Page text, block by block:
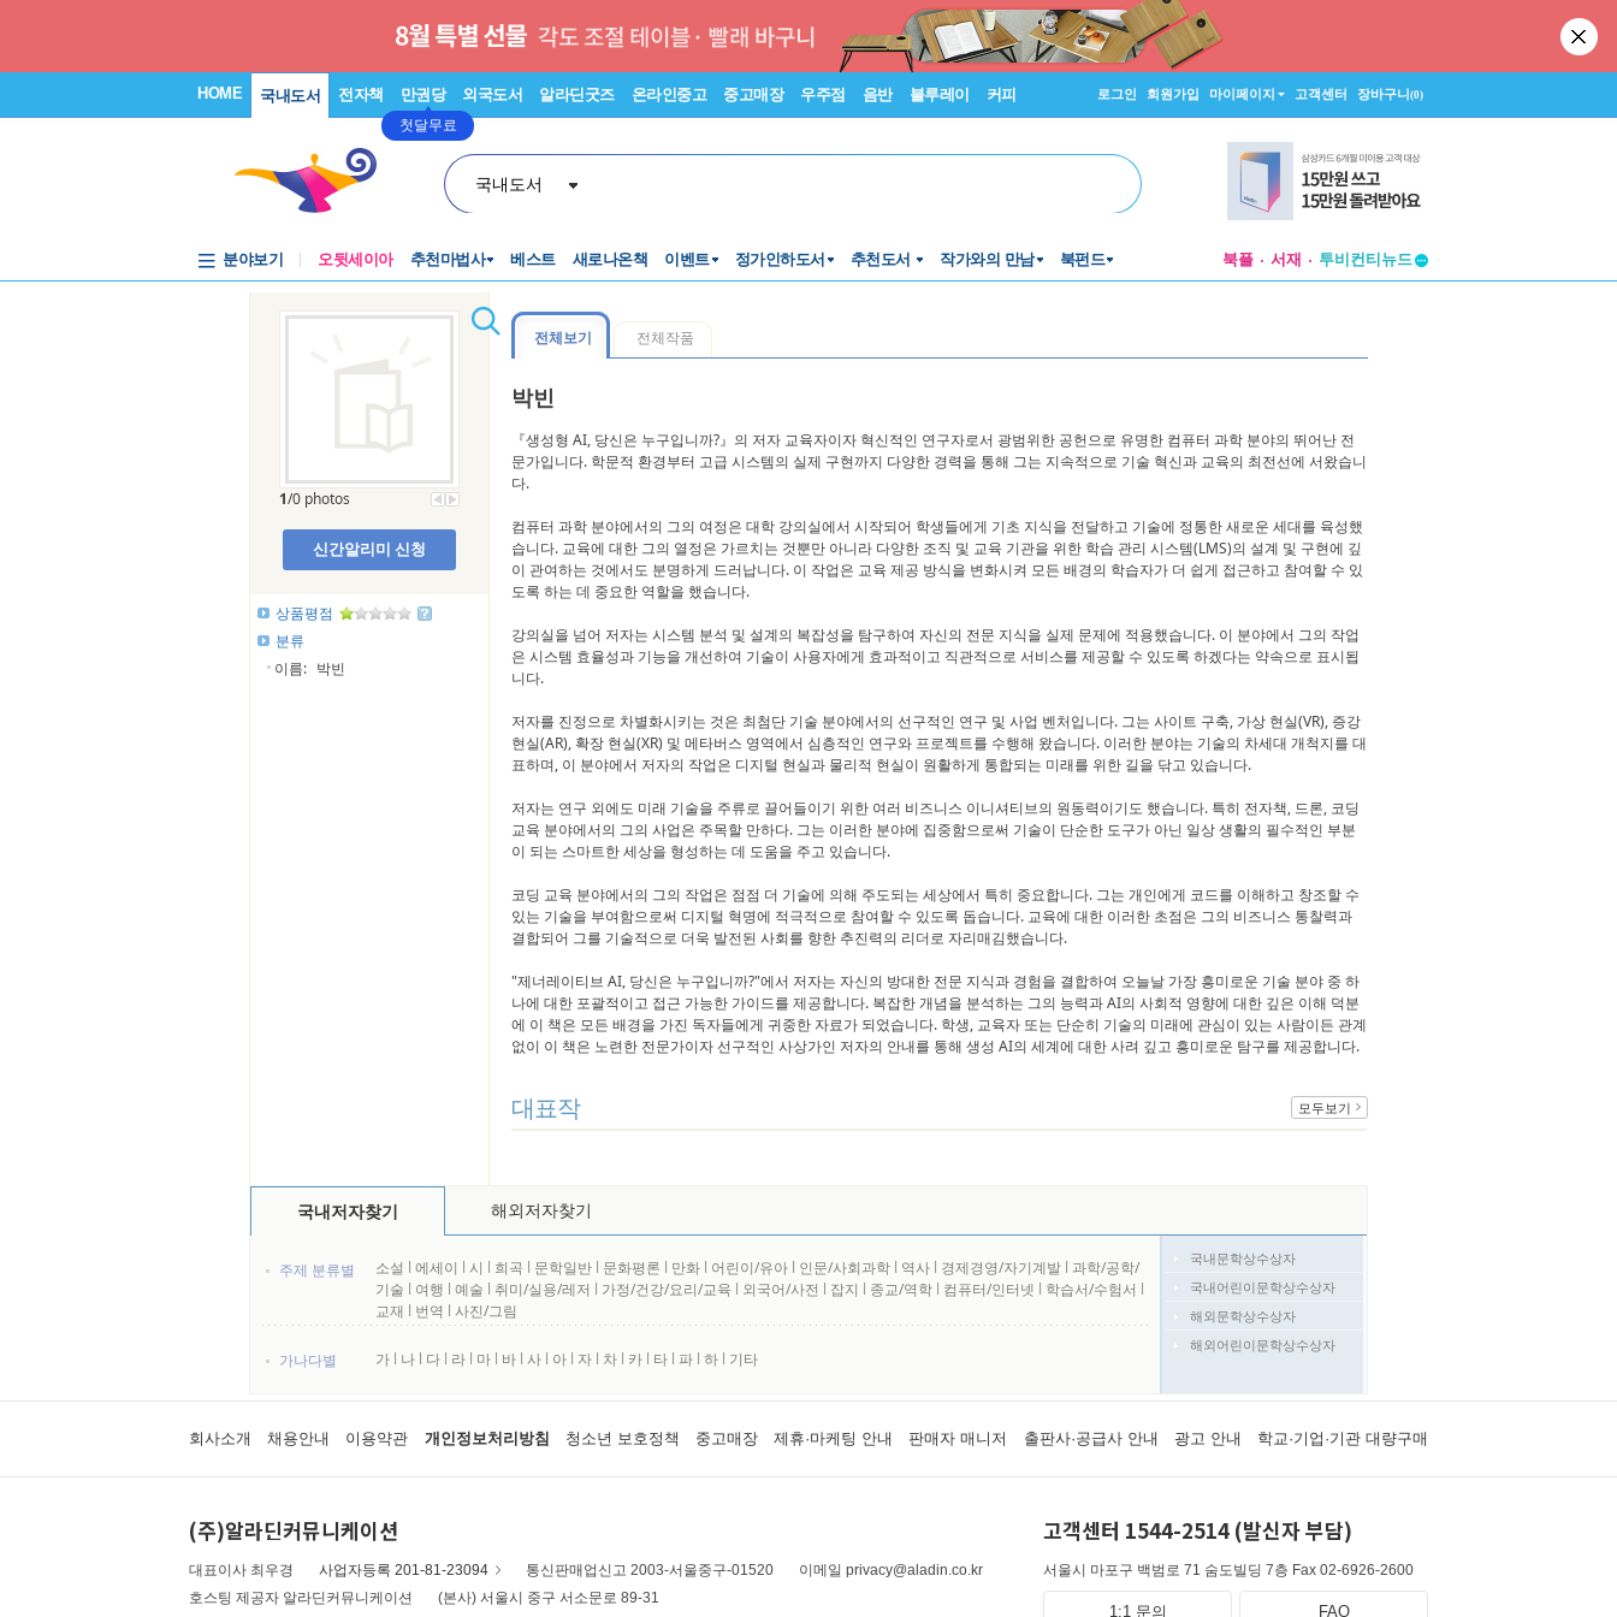
HOME 국내도서 전자책 만권당
첫달무료
외국도서 알라딘굿즈 온라인중고 중고매장 우주점 음반 블루레이 커피 로그인 회원가입 마이페이지 고객센터 장바구니(0)
국내도서
분야보기 오뒷세이아 추천마법사 베스트 새로나온책 이벤트 정가인하도서 추천도서 작가와의 만남 북펀드 북플 서재
투비컨티뉴드
1/0 photos
신간알리미 신청
상품평점
분류
이름: 박빈
전체보기 전체작품
박빈
『생성형 AI, 당신은 누구입니까?』의 저자 교육자이자 혁신적인 연구자로서 광범위한 공헌으로 유명한 컴퓨터 과학 분야의 뛰어난 전
문가입니다. 학문적 환경부터 고급 시스템의 실제 구현까지 다양한 경력을 통해 그는 지속적으로 기술 혁신과 교육의 최전선에 서왔습니
다.
컴퓨터 과학 분야에서의 그의 여정은 대학 강의실에서 시작되어 학생들에게 기초 지식을 전달하고 기술에 정통한 새로운 세대를 육성했
습니다. 교육에 대한 그의 열정은 가르치는 것뿐만 아니라 다양한 조직 및 교육 기관을 위한 학습 관리 시스템(LMS)의 설계 및 구현에 깊
이 관여하는 것에서도 분명하게 드러납니다. 이 작업은 교육 제공 방식을 변화시켜 모든 배경의 학습자가 더 쉽게 접근하고 참여할 수 있
도록 하는 데 중요한 역할을 했습니다.
강의실을 넘어 저자는 시스템 분석 및 설계의 복잡성을 탐구하여 자신의 전문 지식을 실제 문제에 적용했습니다. 이 분야에서 그의 작업
은 시스템 효율성과 기능을 개선하여 기술이 사용자에게 효과적이고 직관적으로 서비스를 제공할 수 있도록 하겠다는 약속으로 표시됩
니다.
저자를 진정으로 차별화시키는 것은 최첨단 기술 분야에서의 선구적인 연구 및 사업 벤처입니다. 그는 사이트 구축, 가상 현실(VR), 증강
현실(AR), 확장 현실(XR) 및 메타버스 영역에서 심층적인 연구와 프로젝트를 수행해 왔습니다. 이러한 분야는 기술의 차세대 개척지를 대
표하며, 이 분야에서 저자의 작업은 디지털 현실과 물리적 현실이 원활하게 통합되는 미래를 위한 길을 닦고 있습니다.
저자는 연구 외에도 미래 기술을 주류로 끌어들이기 위한 여러 비즈니스 이니셔티브의 원동력이기도 했습니다. 특히 전자책, 드론, 코딩
교육 분야에서의 그의 사업은 주목할 만하다. 그는 이러한 분야에 집중함으로써 기술이 단순한 도구가 아닌 일상 생활의 필수적인 부분
이 되는 스마트한 세상을 형성하는 데 도움을 주고 있습니다.
코딩 교육 분야에서의 그의 작업은 점점 더 기술에 의해 주도되는 세상에서 특히 중요합니다. 그는 개인에게 코드를 이해하고 창조할 수
있는 기술을 부여함으로써 디지털 혁명에 적극적으로 참여할 수 있도록 돕습니다. 교육에 대한 이러한 초점은 그의 비즈니스 통찰력과
결합되어 그를 기술적으로 더욱 발전된 사회를 향한 추진력의 리더로 자리매김했습니다.
"제너레이티브 AI, 당신은 누구입니까?"에서 저자는 자신의 방대한 전문 지식과 경험을 결합하여 오늘날 가장 흥미로운 기술 분야 중 하
나에 대한 포괄적이고 접근 가능한 가이드를 제공합니다. 복잡한 개념을 분석하는 그의 능력과 AI의 사회적 영향에 대한 깊은 이해 덕분
에 이 책은 모든 배경을 가진 독자들에게 귀중한 자료가 되었습니다. 학생, 교육자 또는 단순히 기술의 미래에 관심이 있는 사람이든 관계
없이 이 책은 노련한 전문가이자 선구적인 사상가인 저자의 안내를 통해 생성 AI의 세계에 대한 사려 깊고 흥미로운 탐구를 제공합니다.
대표작 모두보기
국내저자찾기 해외저자찾기
주제 분류별 소설 l 에세이 l 시 l 희곡 l 문학일반 l 문화평론 l 만화 l 어린이/유아 l 인문/사회과학 l 역사 l 경제경영/자기계발 l 과학/공학/
기술 l 여행 l 예술 l 취미/실용/레저 l 가정/건강/요리/교육 l 외국어/사전 l 잡지 l 종교/역학 l 컴퓨터/인터넷 l 학습서/수험서 l
교재 l 번역 l 사진/그림
가나다별 가 l 나 l 다 l 라 l 마 l 바 l 사 l 아 l 자 l 차 l 카 l 타 l 파 l 하 l 기타
국내문학상수상자
국내어린이문학상수상자
해외문학상수상자
해외어린이문학상수상자
회사소개 채용안내 이용약관 개인정보처리방침 청소년 보호정책 중고매장 제휴·마케팅 안내 판매자 매니저 출판사·공급사 안내 광고 안내 학교·기업·기관 대량구매
(주)알라딘커뮤니케이션
대표이사 최우경 사업자등록 201-81-23094 통신판매업신고 2003-서울중구-01520
이메일 privacy@aladin.co.kr
호스팅 제공자 알라딘커뮤니케이션
(본사) 서울시 중구 서소문로 89-31
고객센터 1544-2514 (발신자 부담)
서울시 마포구 백범로 71 숨도빌딩 7층 Fax 02-6926-2600
1:1 문의 FAQ